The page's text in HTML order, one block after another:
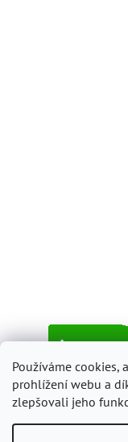
Používáme cookies,
prohlížení webu a
zlepšovali jeho